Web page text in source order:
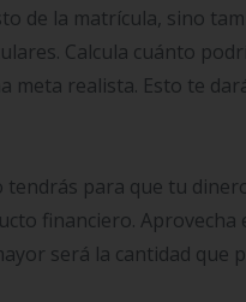
de la matrícula, sino
Calcula cuánto
realista. Esto te
para que tu
financiero. Aprovecha
será la cantidad que